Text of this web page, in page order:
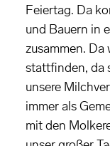
Feiertag. Da
und Bauern in
zusammen. Da
stattfinden, da
unsere
immer als
mit den